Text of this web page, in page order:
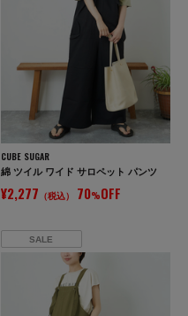
CUBE SUGAR
綿 ツイル ワイド サロペット パンツ
¥2,277 （税込） 70%OFF
SALE